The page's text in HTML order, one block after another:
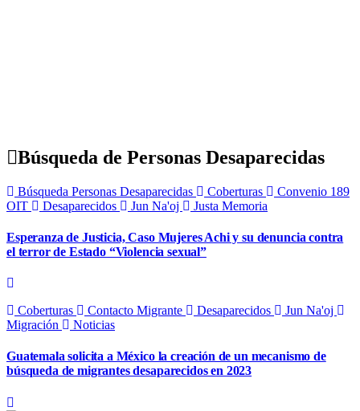
Búsqueda de Personas Desaparecidas
Búsqueda Personas Desaparecidas Coberturas
Convenio 189
OIT
Desaparecidos Jun Na'oj Justa Memoria
Esperanza de Justicia, Caso Mujeres Achi y su denuncia contra
el terror de Estado “Violencia sexual”
Coberturas Contacto Migrante Desaparecidos
Jun Na'oj
Migración
Noticias
Guatemala solicita a México la creación de un mecanismo de
búsqueda de migrantes desaparecidos en 2023